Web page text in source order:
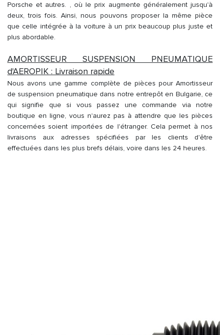
Porsche et autres. , où le prix augmente généralement jusqu'à
deux, trois fois. Ainsi, nous pouvons proposer la même pièce
que celle intégrée à la voiture à un prix beaucoup plus juste et
plus abordable.
AMORTISSEUR SUSPENSION PNEUMATIQUE
d'AEROPIK : Livraison rapide
Nous avons une gamme complète de pièces pour Amortisseur
de suspension pneumatique dans notre entrepôt en Bulgarie, ce
qui signifie que si vous passez une commande via notre
boutique en ligne, vous n'aurez pas à attendre que les pièces
concernées soient importées de l'étranger. Cela permet à nos
livraisons aux adresses spécifiées par les clients d'être
effectuées dans les plus brefs délais, voire dans les 24 heures.